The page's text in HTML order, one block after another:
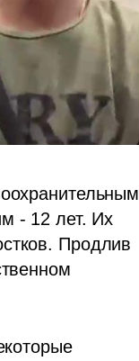
- 12 лет. Их
Продлив